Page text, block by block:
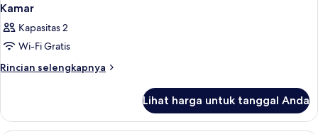
Kamar
Kapasitas 2
Wi-Fi Gratis
Rincian selengkapnya
Rincian
Kamar
Lihat harga untuk tanggal Anda